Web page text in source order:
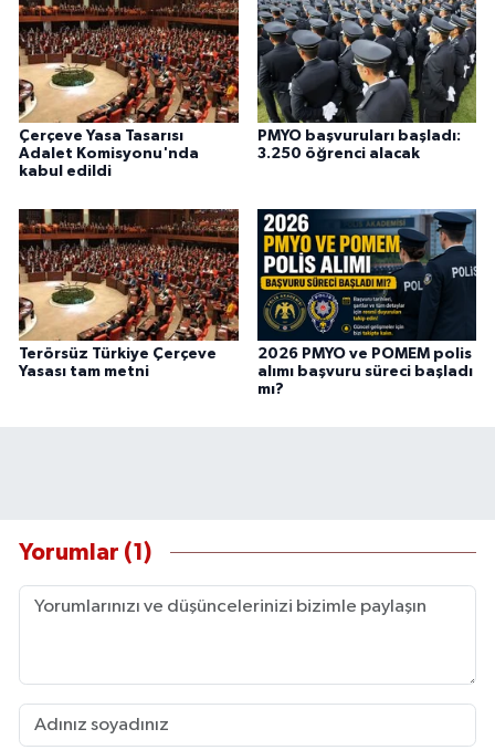
Çerçeve Yasa Tasarısı
Adalet Komisyonu'nda
kabul edildi
PMYO başvuruları başladı:
3.250 öğrenci alacak
Terörsüz Türkiye Çerçeve
Yasası tam metni
2026 PMYO ve POMEM polis
alımı başvuru süreci başladı
mı?
Yorumlar (1)